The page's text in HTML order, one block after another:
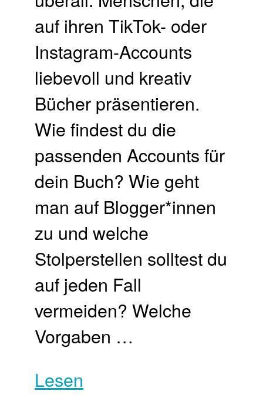
auf ihren TikTok- oder
Instagram-Accounts
liebevoll und kreativ
Bücher präsentieren.
Wie findest du die
passenden Accounts für
dein Buch? Wie geht
man auf Blogger*innen
zu und welche
Stolperstellen solltest du
auf jeden Fall
vermeiden? Welche
Vorgaben …
Lesen